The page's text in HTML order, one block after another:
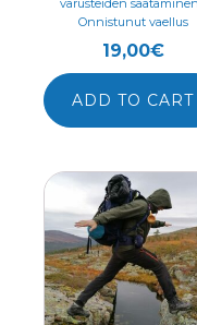
Onnistunut vaellus
19,00€
ADD TO CART